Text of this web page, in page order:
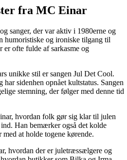
fra MC Einar
sanger, der var aktiv i 1980erne og
humoristiske og ironiske tilgang til
er ofte fulde af sarkasme og
unikke stil er sangen Jul Det Cool.
sidenhen opnået kultstatus. Sangen
stemning, der følger med denne tid
hvordan folk gør sig klar til julen
Han bemærker også det kolde
at holde togene kørende.
hvordan der er juletræssælgere og